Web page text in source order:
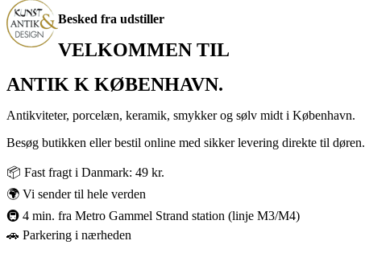
Besked fra udstiller
VELKOMMEN TIL
ANTIK K KØBENHAVN.
Antikviteter, porcelæn, keramik, smykker og sølv midt i København.
Besøg butikken eller bestil online med sikker levering direkte til døren.
📦 Fast fragt i Danmark: 49 kr.
🌍 Vi sender til hele verden
🚇 4 min. fra Metro Gammel Strand station (linje M3/M4)
🚗 Parkering i nærheden